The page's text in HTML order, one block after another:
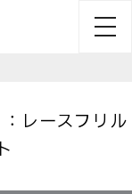
レースフリル